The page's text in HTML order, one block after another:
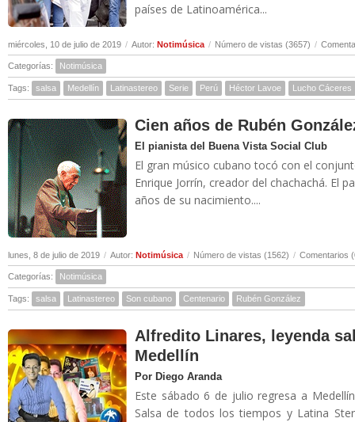
países de Latinoamérica...
miércoles, 10 de julio de 2019 / Autor: Notimúsica / Número de vistas (3657) /
Categorías: Notimúsica
Tags: salsa Medellín Latinastereo Serie Perú Héctor Lavoe Lucho Cáceres
Cien años de Rubén
El pianista del Buena Vista Social Club
El gran músico cubano tocó con el
Enrique Jorrín, creador del chachachá. El
años de su nacimiento....
lunes, 8 de julio de 2019 / Autor: Notimúsica / Número de vistas (1562) / Comentarios
Categorías: Notimúsica
Tags: salsa Latinastereo Son cubano Centenario Rubén González
Alfredito Linares, leyenda
Medellín
Por Diego Aranda
Este sábado 6 de julio regresa a
Salsa de todos los tiempos y Latina